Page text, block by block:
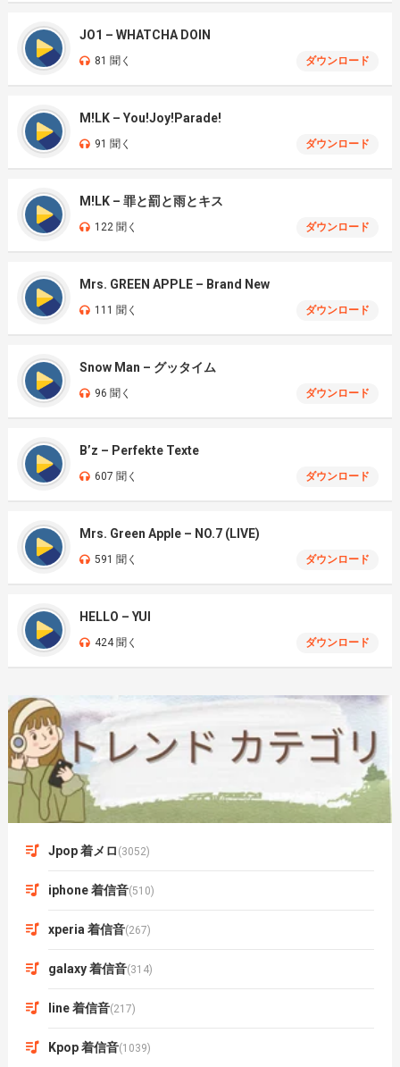
JO1 – WHATCHA DOIN
81 聞く ダウンロード
M!LK – You!Joy!Parade!
91 聞く ダウンロード
M!LK – 罪と罰と雨とキス
122 聞く ダウンロード
Mrs. GREEN APPLE – Brand New
111 聞く ダウンロード
Snow Man – グッタイム
96 聞く ダウンロード
B’z – Perfekte Texte
607 聞く ダウンロード
Mrs. Green Apple – NO.7 (LIVE)
591 聞く ダウンロード
HELLO – YUI
424 聞く ダウンロード
Jpop 着メロ (3052)
iphone 着信音(510)
xperia 着信音(267)
galaxy 着信音(314)
line 着信音(217)
Kpop 着信音(1039)